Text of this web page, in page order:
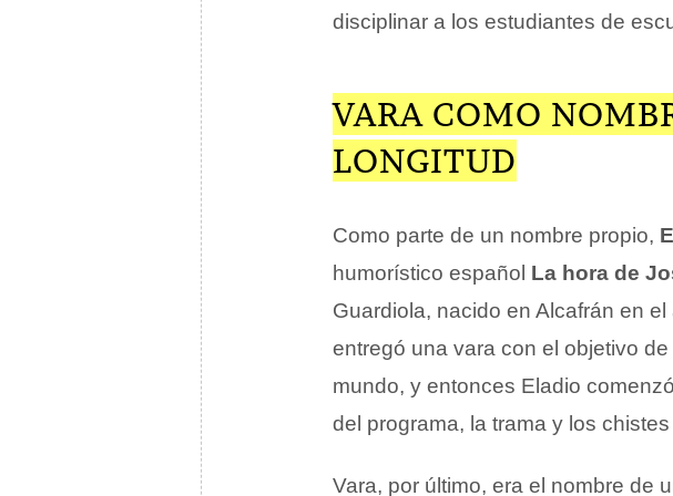
disciplinar a los estudiantes de
VARA COMO
LONGITUD
Como parte de un nombre propio,
humorístico español La hora de
Guardiola, nacido en Alcafrán en
entregó una vara con el objetivo
mundo, y entonces Eladio
del programa, la trama y los
Vara, por último, era el nombre de